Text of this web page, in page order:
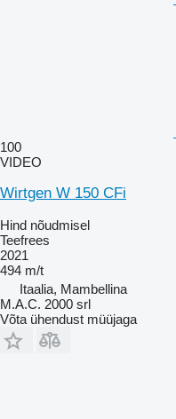
100
VIDEO
Wirtgen W 150 CFi
Hind nõudmisel
Teefrees
2021
494 m/t
Itaalia, Mambellina
M.A.C. 2000 srl
Võta ühendust müüjaga